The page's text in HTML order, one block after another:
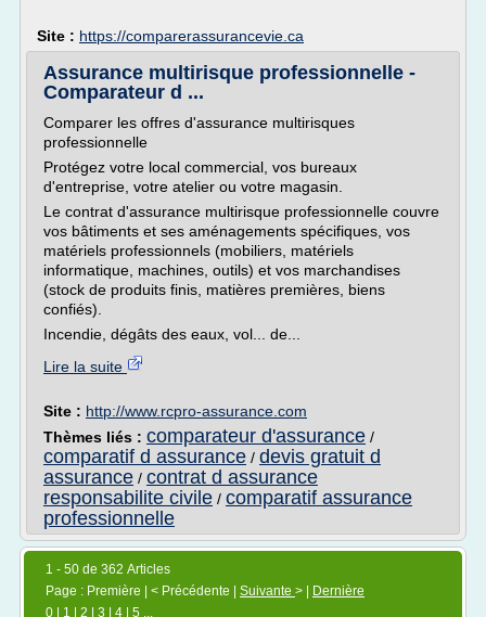
Site : https://comparerassurancevie.ca
Assurance multirisque professionnelle -
Comparateur d ...
Comparer les offres d'assurance multirisques
professionnelle
Protégez votre local commercial, vos bureaux
d'entreprise, votre atelier ou votre magasin.
Le contrat d'assurance multirisque professionnelle couvre
vos bâtiments et ses aménagements spécifiques, vos
matériels professionnels (mobiliers, matériels
informatique, machines, outils) et vos marchandises
(stock de produits finis, matières premières, biens
confiés).
Incendie, dégâts des eaux, vol... de...
Lire la suite
Site : http://www.rcpro-assurance.com
Thèmes liés : comparateur d'assurance /
comparatif d assurance / devis gratuit d
assurance / contrat d assurance
responsabilite civile / comparatif assurance
professionnelle
1 - 50 de 362 Articles
Page : Première | < Précédente | Suivante > |
Dernière
0
1 2 3 4 5 ...